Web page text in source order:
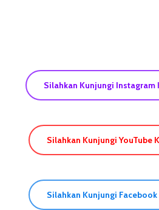
Silahkan Kunjungi Instagram
Silahkan Kunjungi YouTube
Silahkan Kunjungi Facebook